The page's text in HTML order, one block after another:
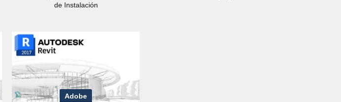
de Instalación
Adobe